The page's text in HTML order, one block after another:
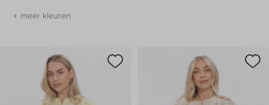
+ meer kleuren